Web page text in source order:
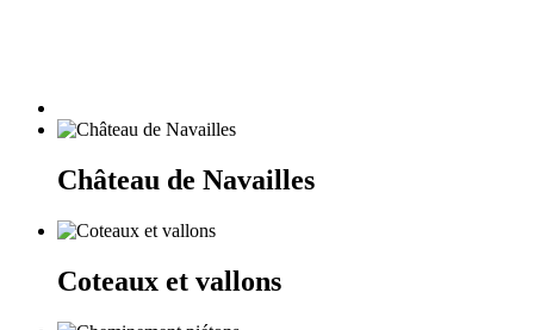
Château de Navailles
Coteaux et vallons